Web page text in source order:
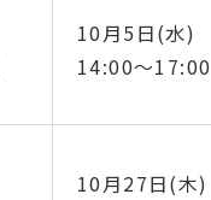
10月5日(水)
14:00～17:00
10月27日(木)